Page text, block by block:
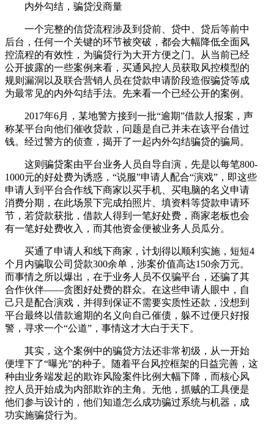
内外勾结，骗贷没商量
一个完整的信贷流程涉及到贷前、贷中、贷后等前中
后台，任何一个关键的环节被突破，都会大幅降低全面风
控流程的有效性，为骗贷行为大开方便之门。从当前已经
公开披露的一些案例来看，买通风控人员获取风控模型的
规则漏洞以及联合营销人员在贷款申请阶段造假骗贷等成
为最常见的内外勾结手法。先来看一个已经公开的案例。
2017年6月，某地警方接到一批“逾期”借款人报案，声
称某平台向他们催收贷款，问题是自己并未在该平台借过
钱。经过警方的侦查，揭开了一起内外勾结骗贷的骗局。
这则骗贷案由平台业务人员自导自演，先是以每笔800-
1000元的好处费为诱惑，“说服”申请人配合“演戏”，即这些
申请人到平台合作线下商家以买手机、买电脑的名义申请
消费分期，在此场景下完成拍照片、填资料等贷款申请环
节，若贷款获批，借款人得到一笔好处费，商家老板也会
有一笔好处费收入，而其他资金便被业务人员瓜分。
买通了申请人和线下商家，计划得以顺利实施，短短4
个月内骗取公司贷款300余单，涉案价值高达150余万元。
而事情之所以爆出，在于业务人员不仅骗平台，还骗了其
合作伙伴——贪图好处费的群众。在这些申请人眼中，自
己只是配合演戏，并得到保证不需要实质性还款，没想到
平台最终以借款逾期的名义向自己催债，躲不过便只好报
警，寻求一个“公道”，事情这才大白于天下。
其实，这个案例中的骗贷方法还非常初级，从一开始
便埋下了“曝光”的种子。随着平台风控框架的日益完善，这
种由业务端发起的欺诈风险案件比例大幅下降，而核心风
控人员开始成为内部欺诈的主角。无他，抓贼的工具便是
他们参与设计的，他们知道怎么成功骗过系统与机器，成
功实施骗贷行为。